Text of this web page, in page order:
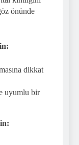
önünde
dikkat
uyumlu bir